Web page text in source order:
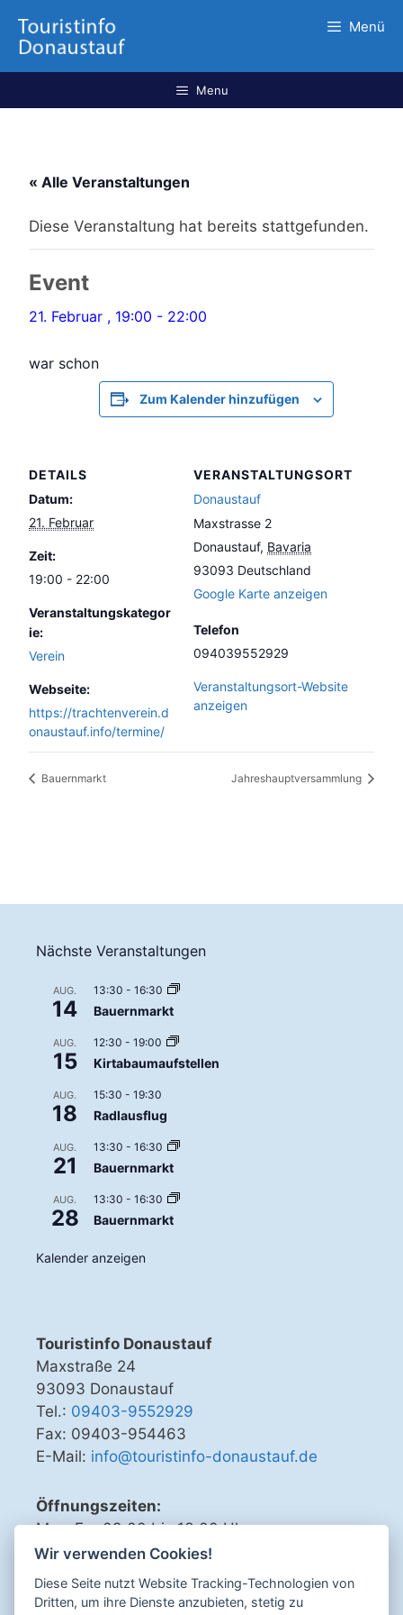
Menü
Menu
« Alle Veranstaltungen
Diese Veranstaltung hat bereits stattgefunden.
Event
21. Februar , 19:00 - 22:00
war schon
Zum Kalender hinzufügen
DETAILS
Datum:
21. Februar
Zeit:
19:00 - 22:00
Veranstaltungskategor
ie:
Verein
Webseite:
https://trachtenverein.d
onaustauf.info/termine/
VERANSTALTUNGSORT
Donaustauf
Maxstrasse 2
Donaustauf, Bavaria
93093 Deutschland
Google Karte anzeigen
Telefon
094039552929
Veranstaltungsort-Website
anzeigen
Bauernmarkt Jahreshauptversammlung
Nächste Veranstaltungen
AUG.
14
13:30 - 16:30
Bauernmarkt
AUG.
15
12:30 - 19:00
Kirtabaumaufstellen
AUG.
18
15:30 - 19:30
Radlausflug
AUG.
21
13:30 - 16:30
Bauernmarkt
AUG.
28
13:30 - 16:30
Bauernmarkt
Kalender anzeigen
Touristinfo Donaustauf
Maxstraße 24
93093 Donaustauf
Tel.: 09403-9552929
Fax: 09403-954463
E-Mail: info@touristinfo-donaustauf.de
Öffnungszeiten:
Mo - Fr 09.00 bis 13.00 Uhr
Di, Do, Fr 15.00 bis 18.00 Uhr
Wir verwenden Cookies!
Diese Seite nutzt Website Tracking-Technologien von
Dritten, um ihre Dienste anzubieten, stetig zu